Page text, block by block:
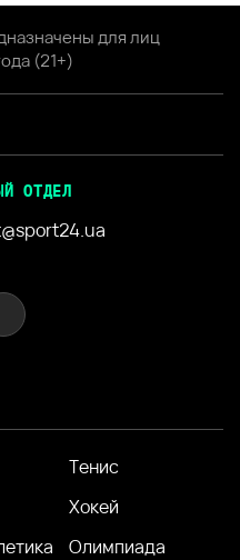
для лиц
(21+)
ОТДЕЛ
Тенис
Хокей
Олимпиада